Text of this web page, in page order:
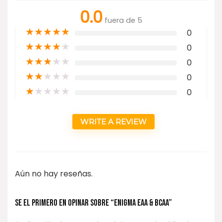
0.0 fuera de 5
★★★★★ 0
★★★★★ 0
★★★★★ 0
★★★★★ 0
★★★★★ 0
WRITE A REVIEW
Aún no hay reseñas.
Se el primero en opinar sobre “ENIGMA EAA & BCAA”